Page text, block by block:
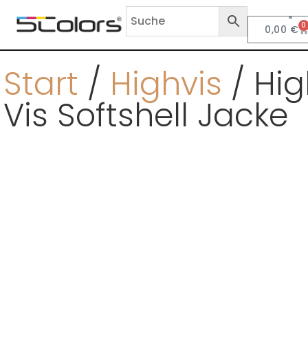
0,00 € 0
Start / Highvis /
Vis Softshell Jacke